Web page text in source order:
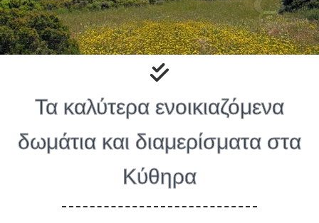
Τα καλύτερα ενοικιαζόμενα
δωμάτια και διαμερίσματα στα
Κύθηρα